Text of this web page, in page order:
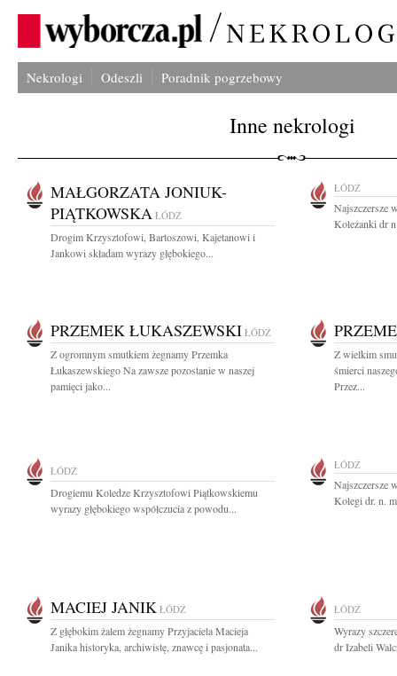
Nekrologi Odeszli Poradnik pogrzebowy
Inne nekrologi
MAŁGORZATA JONIUK-
PIĄTKOWSKA ŁÓDŹ
Drogim Krzysztofowi, Bartoszowi, Kajetanowi i
Jankowi składam wyrazy głębokiego...
ŁÓDŹ
Najszczersze
Koleżanki dr
PRZEMEK ŁUKASZEWSKI ŁÓDŹ
Z ogromnym smutkiem żegnamy Przemka
Łukaszewskiego Na zawsze pozostanie w naszej
pamięci jako...
Z wielkim
śmierci
Przez...
ŁÓDŹ
Drogiemu Koledze Krzysztofowi Piątkowskiemu
wyrazy głębokiego współczucia z powodu...
ŁÓDŹ
Najszczersze
Kolegi dr. n.
MACIEJ JANIK ŁÓDŹ
Z głębokim żalem żegnamy Przyjaciela Macieja
Janika historyka, archiwistę, znawcę i pasjonata...
ŁÓDŹ
Wyrazy
dr Izabeli